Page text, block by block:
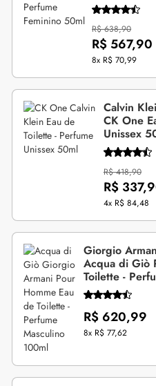
R$ 638,90
R$ 567,90
8x R$ 70,99
Calvin
CK One
Unissex
R$ 418,90
R$
4x R$ 84,48
Giorgio
Acqua di Giò
Toilette -
R$ 620,99
8x R$ 77,62